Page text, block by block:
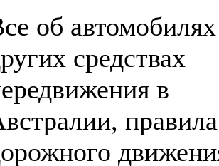
об
средствах
в
правила